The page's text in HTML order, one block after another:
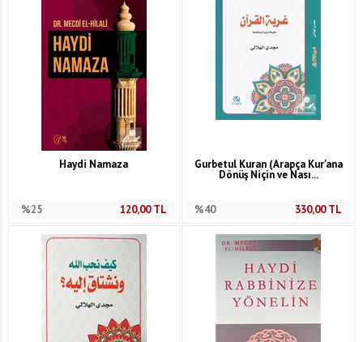
Haydi Namaza
%25 120,00TL
Gurbetul Kuran (Arapça Kur'ana
Dönüş Niçin ve Nası...
%40 330,00TL